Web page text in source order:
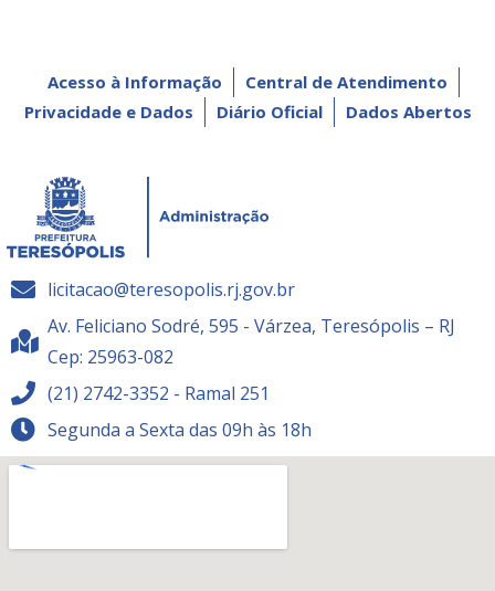
Acesso à Informação
Central de Atendimento
Privacidade e Dados
Diário Oficial Dados Abertos
licitacao@teresopolis.rj.gov.br
Av. Feliciano Sodré, 595 - Várzea, Teresópolis – RJ
Cep: 25963-082
(21) 2742-3352 - Ramal 251
Segunda a Sexta das 09h às 18h